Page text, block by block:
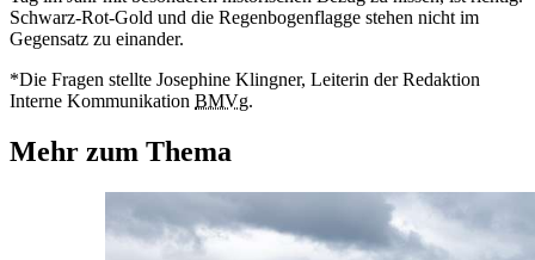
Schwarz-Rot-Gold und die Regenbogenflagge stehen nicht im
Gegensatz zu einander.
*Die Fragen stellte Josephine Klingner, Leiterin der Redaktion
Interne Kommunikation BMVg.
Mehr zum Thema